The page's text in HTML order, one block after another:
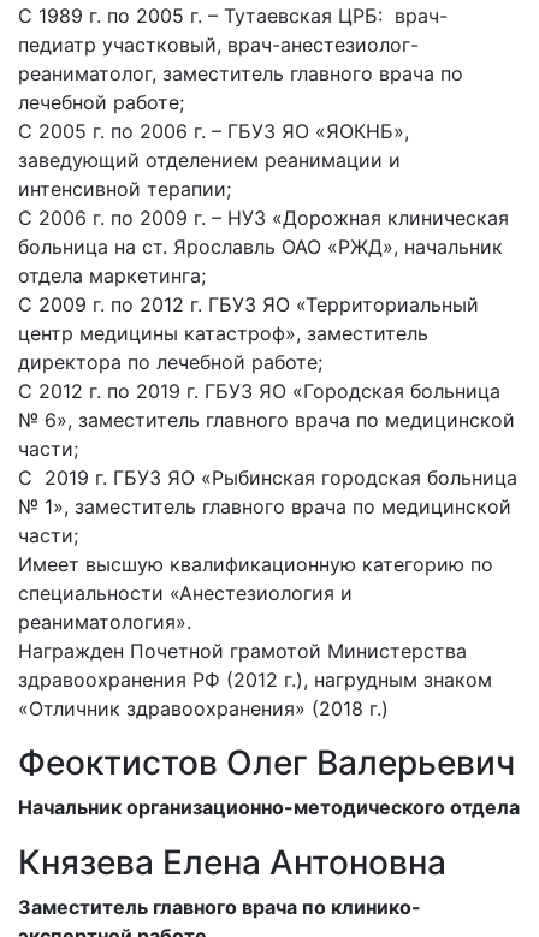
С 1989 г. по 2005 г. – Тутаевская ЦРБ: врач-
педиатр участковый, врач-анестезиолог-
реаниматолог, заместитель главного врача по
лечебной работе;
С 2005 г. по 2006 г. – ГБУЗ ЯО «ЯОКНБ»,
заведующий отделением реанимации и
интенсивной терапии;
С 2006 г. по 2009 г. – НУЗ «Дорожная клиническая
больница на ст. Ярославль ОАО «РЖД», начальник
отдела маркетинга;
С 2009 г. по 2012 г. ГБУЗ ЯО «Территориальный
центр медицины катастроф», заместитель
директора по лечебной работе;
С 2012 г. по 2019 г. ГБУЗ ЯО «Городская больница
№ 6», заместитель главного врача по медицинской
части;
С 2019 г. ГБУЗ ЯО «Рыбинская городская больница
№ 1», заместитель главного врача по медицинской
части;
Имеет высшую квалификационную категорию по
специальности «Анестезиология и
реаниматология».
Награжден Почетной грамотой Министерства
здравоохранения РФ (2012 г.), нагрудным знаком
«Отличник здравоохранения» (2018 г.)
Феоктистов Олег Валерьевич
Начальник организационно-методического отдела
Князева Елена Антоновна
Заместитель главного врача по клинико-